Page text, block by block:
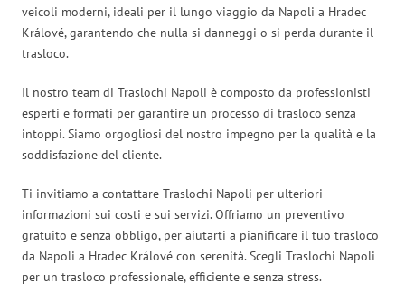
veicoli moderni, ideali per il lungo viaggio da Napoli a Hradec
Králové, garantendo che nulla si danneggi o si perda durante il
trasloco.
Il nostro team di Traslochi Napoli è composto da professionisti
esperti e formati per garantire un processo di trasloco senza
intoppi. Siamo orgogliosi del nostro impegno per la qualità e la
soddisfazione del cliente.
Ti invitiamo a contattare Traslochi Napoli per ulteriori
informazioni sui costi e sui servizi. Offriamo un preventivo
gratuito e senza obbligo, per aiutarti a pianificare il tuo trasloco
da Napoli a Hradec Králové con serenità. Scegli Traslochi Napoli
per un trasloco professionale, efficiente e senza stress.